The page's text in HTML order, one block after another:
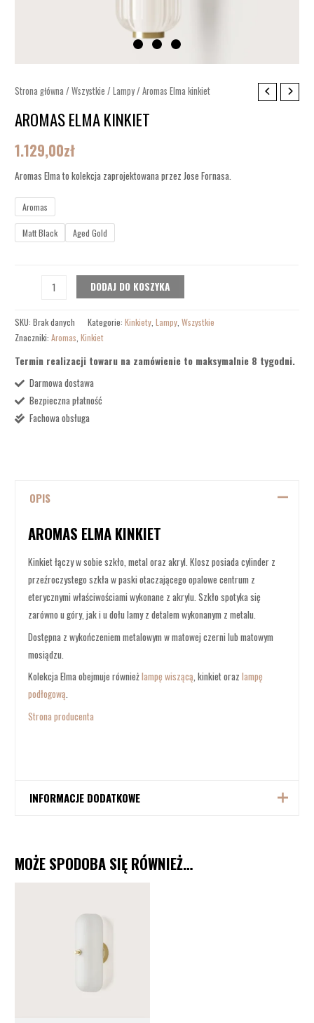
Strona główna /Wszystkie /Lampy/ Aromas Elma kinkiet
AROMAS ELMA KINKIET
1.129,00zł
Aromas Elma to kolekcja zaprojektowana przez Jose Fornasa.
Aromas
Matt Black Aged Gold
ilość
Elma
kinkiet
DODAJ DO KOSZYKA
SKU:Brak danych Kategorie:Kinkiety ,Lampy ,Wszystkie
Znaczniki:Aromas ,Kinkiet
Termin realizacji towaru na zamówienie to maksymalnie 8 tygodni.
Darmowa dostawa
Bezpieczna płatność
Fachowa obsługa
OPIS
AROMAS ELMA KINKIET
Kinkiet łączy w sobie szkło, metal oraz akryl. Klosz posiada cylinder z
przeźroczystego szkła w paski otaczającego opalowe centrum z
eterycznymi właściwościami wykonane z akrylu. Szkło spotyka się
zarówno u góry, jak i u dołu lamy z detalem wykonanym z metalu.
Dostępna z wykończeniem metalowym w matowej czerni lub matowym
mosiądzu.
Kolekcja Elma obejmuje równieżlampę wiszącą, kinkiet oraz lampę
podłogową.
Strona producenta
INFORMACJE DODATKOWE
Kolor
Matt Black, Aged Gold
Klasa energetyczna
MOŻE SPODOBA SIĘ RÓWNIEŻ…